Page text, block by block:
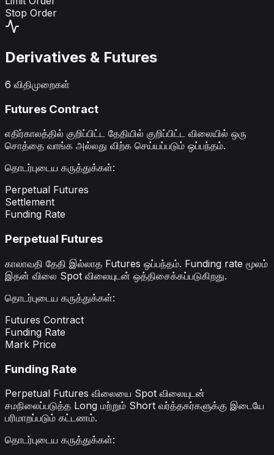
Stop Order
Derivatives & Futures
6 விதிமுறைகள்
Futures Contract
எதிர்காலத்தில் குறிப்பிட்ட தேதியில் குறிப்பிட்ட விலையில் ஒரு
சொத்தை வாங்க அல்லது விற்க செய்யப்படும் ஒப்பந்தம்.
தொடர்புடைய கருத்துக்கள்:
Perpetual Futures
Settlement
Funding Rate
Perpetual Futures
காலாவதி தேதி இல்லாத Futures ஒப்பந்தம். Funding rate மூலம்
இதன் விலை Spot விலையுடன் ஒத்திசைக்கப்படுகிறது.
தொடர்புடைய கருத்துக்கள்:
Futures Contract
Funding Rate
Mark Price
Funding Rate
Perpetual Futures விலையை Spot விலையுடன்
சமநிலைப்படுத்த Long மற்றும் Short வர்த்தகர்களுக்கு இடையே
பரிமாறப்படும் கட்டணம்.
தொடர்புடைய கருத்துக்கள்: